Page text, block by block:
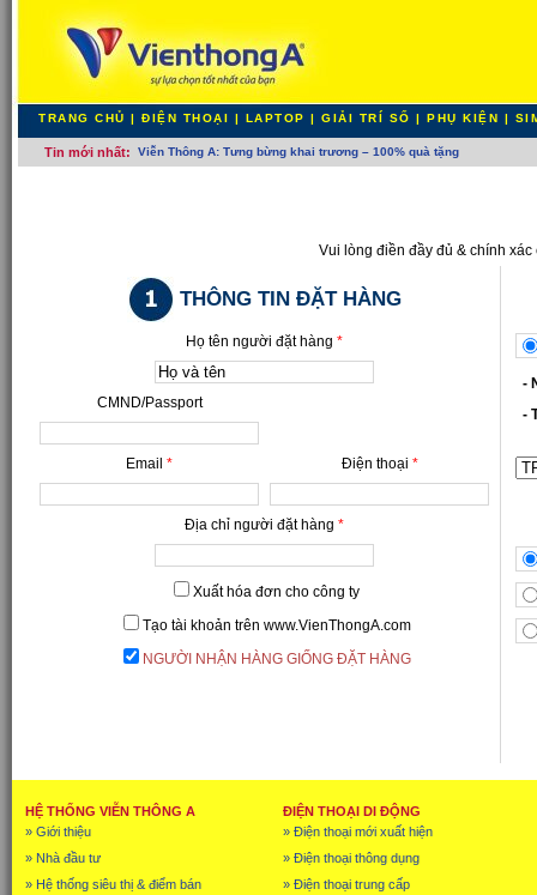
TRANG CHỦ | ĐIỆN THOẠI | LAPTOP | GIẢI TRÍ SỐ | PHỤ KIỆN |
Tin mới nhất: Viễn T-
Vui lòng điền đầy đủ & chính
THÔNG TIN ĐẶT HÀNG
Họ tên người đặt hàng *
CMND/Passport
Email * Điện thoại *
Địa chỉ người đặt hàng *
Xuất hóa đơn cho công ty
Tạo tài khoản trên www.VienThongA.com
NGƯỜI NHẬN HÀNG GIỐNG ĐẶT HÀNG
-
-
HỆ THỐNG VIỄN THÔNG A
» Giới thiệu
» Nhà đầu tư
» Hệ thống siêu thị & điểm bán
ĐIỆN THOẠI DI ĐỘNG
» Điện thoại mới xuất hiện
» Điện thoại thông dụng
» Điện thoại trung cấp